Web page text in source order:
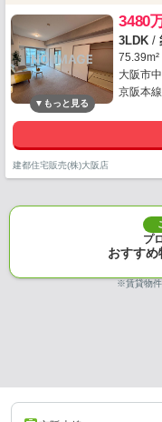
3480
3LDK /
75.39m²
大阪市
京阪本
建都住宅販売(株)大阪店
プ
おすすめ
※賃貸物件